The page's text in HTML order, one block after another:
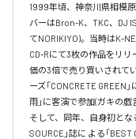
1999年頃、神奈川県相模
バーはBron-K、TKC、DJ
てNORIKIYO)。当時はK-
CD-Rにて3枚の作品をリ
価の3倍で売り買いされて
ーズ「CONCRETE GREEN
雨」に客演で参加(ガキの戯
そして、同年、自身初とな
SOURCE」誌に よる「